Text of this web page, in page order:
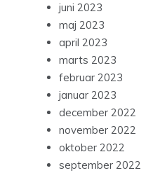
juni 2023
maj 2023
april 2023
marts 2023
februar 2023
januar 2023
december 2022
november 2022
oktober 2022
september 2022